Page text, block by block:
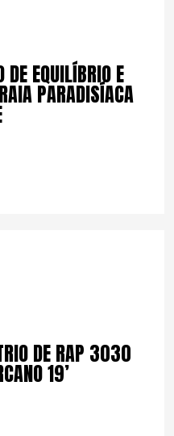
EQUILÍBRIO E
PARADISÍACA
DE RAP 3030
19’